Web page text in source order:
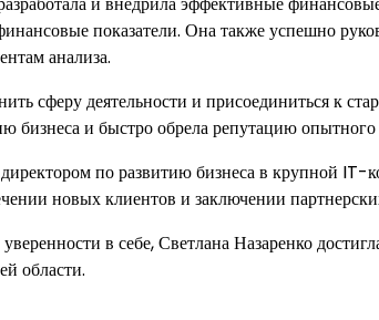
показатели. Она также успешно
анализа.
сферу деятельности и присоединиться к
бизнеса и быстро обрела репутацию
по развитию бизнеса в крупной IT-
новых клиентов и заключении
в себе, Светлана Назаренко
области.